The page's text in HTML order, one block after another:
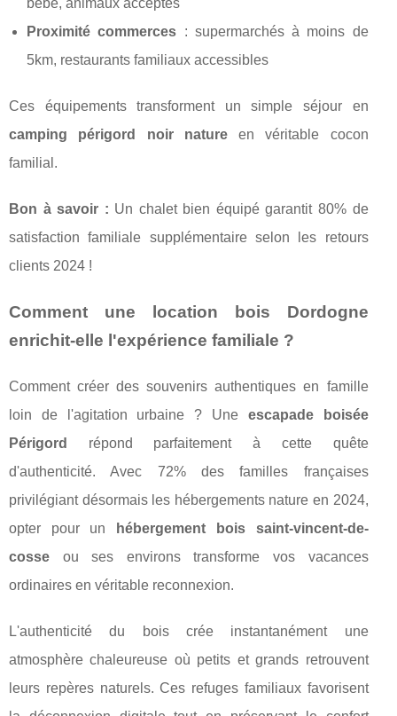
bébé, animaux acceptés
Proximité commerces : supermarchés à moins de
5km, restaurants familiaux accessibles
Ces équipements transforment un simple séjour en
camping périgord noir natureen véritable cocon
familial.
Bon à savoir : Un chalet bien équipé garantit 80% de
satisfaction familiale supplémentaire selon les retours
clients 2024 !
Comment une location bois Dordogne
enrichit-elle l'expérience familiale ?
Comment créer des souvenirs authentiques en famille
loin de l'agitation urbaine ? Une escapade boisée
Périgord
répond parfaitement à cette quête
d'authenticité. Avec 72% des familles françaises
privilégiant désormais les hébergements nature en 2024,
opter pour un
hébergement bois saint-vincent-de-
cosse ou ses environs transforme vos vacances
ordinaires en véritable reconnexion.
L'authenticité du bois crée instantanément une
atmosphère chaleureuse où petits et grands retrouvent
leurs repères naturels. Ces refuges familiaux favorisent